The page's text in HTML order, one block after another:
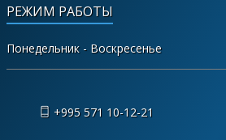
РЕЖИМ РАБОТЫ
Понедельник - Воскресенье
+995 571 10-12-21